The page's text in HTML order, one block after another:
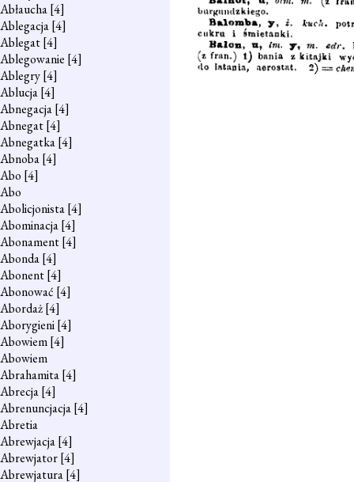
Abłaucha[4]
Ablegacja[4]
Ablegat[4]
Ablegowanie [4]
Ablegry[4]
Ablucja[4]
Abnegacja[4]
Abnegat[4]
Abnegatka[4]
Abnoba[4]
Abo [4]
Abo
Abolicjonista[4]
Abominacja[4]
Abonament[4]
Abonda[4]
Abonent[4]
Abonować [4]
Abordaż[4]
Aborygieni[4]
Abowiem[4]
Abowiem
Abrahamita[4]
Abrecja[4]
Abrenuncjacja[4]
Abretia
Abrewjacja[4]
Abrewjator[4]
Abrewjatura[4]